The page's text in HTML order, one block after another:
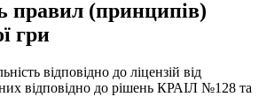
правил (принципів)
гри
відповідно до ліцензій від
відповідно до рішень КРАІЛ №128 та